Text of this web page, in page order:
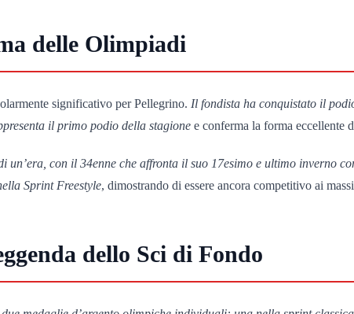
delle Olimpiadi
significativo per Pellegrino. Il fondista ha conquistato il
il primo podio della stagione e conferma la forma eccellente
un’era, con il 34enne che affronta il suo 17esimo e ultimo inverno
Sprint Freestyle, dimostrando di essere ancora competitivo ai
dello Sci di Fondo